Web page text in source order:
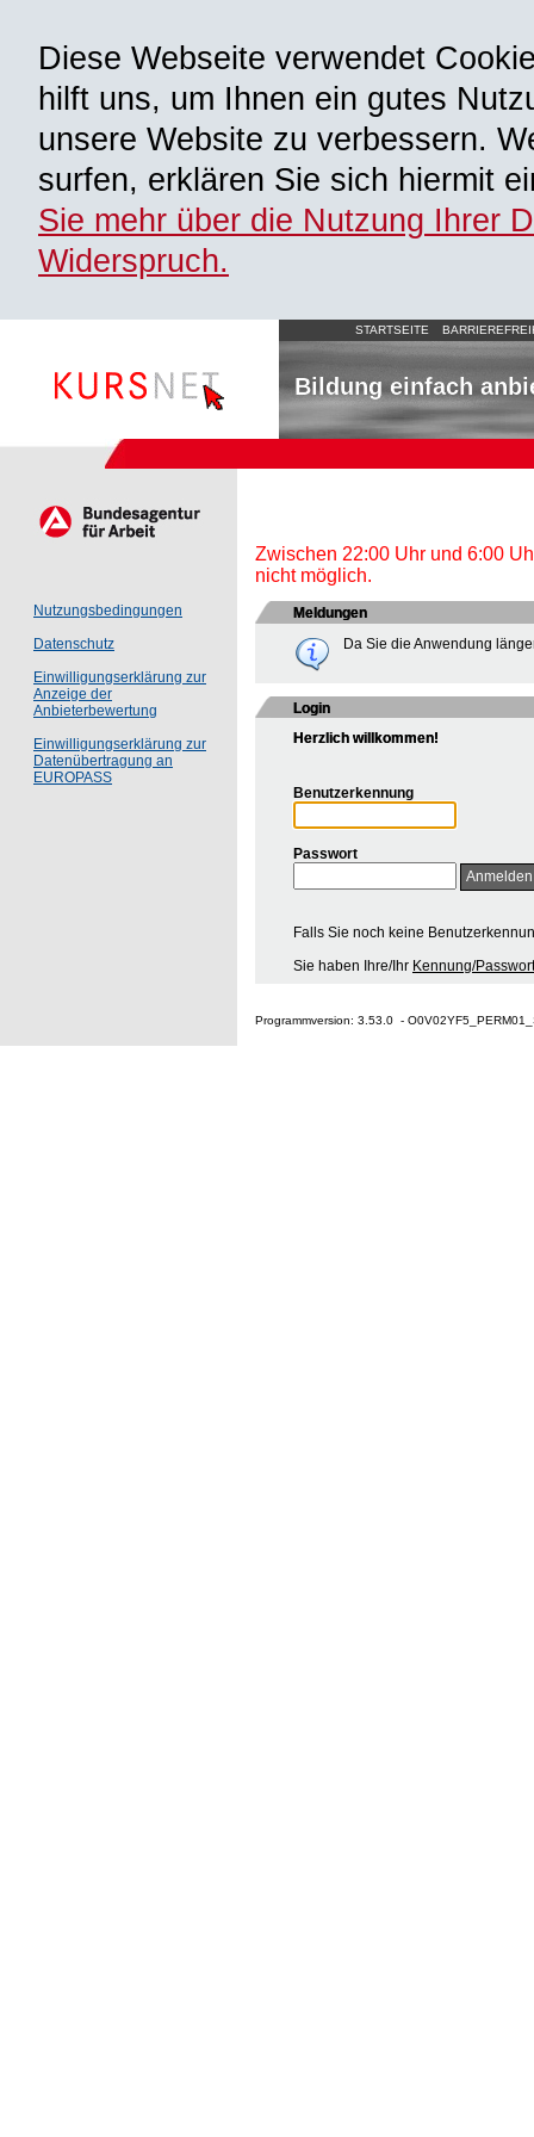
Diese Webseite verwendet
hilft uns, um Ihnen ein gutes
unsere Website zu verbessern.
surfen, erklären Sie sich hiermit
Sie mehr über die Nutzung Ihrer
Widerspruch.
STARTSEITE
Bildung einfach
Nutzungsbedingungen
Datenschutz
Einwilligungserklärung zur
Anzeige der
Anbieterbewertung
Einwilligungserklärung zur
Datenübertragung an
EUROPASS
Zwischen 22:00 Uhr und 6:00
nicht möglich.
Meldungen
Da Sie die Anwendung
Login
Herzlich willkommen!
Benutzerkennung
Passwort
Falls Sie noch keine
Sie haben Ihre/Ihr Kennung/
Programmversion: 3.53.0 -